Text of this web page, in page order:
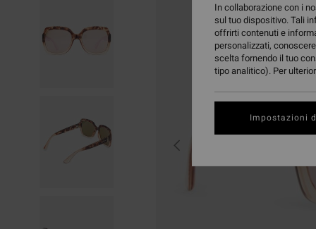
In collaborazione con i
sul tuo dispositivo. Tali
offrirti contenuti e
personalizzati,
scelta fornendo il tuo
tipo analitico). Per
Impostazioni